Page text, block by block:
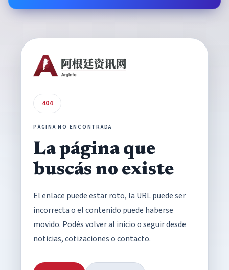
404
PÁGINA NO ENCONTRADA
La página que
buscás no existe
El enlace puede estar roto, la URL puede ser
incorrecta o el contenido puede haberse
movido. Podés volver al inicio o seguir desde
noticias, cotizaciones o contacto.